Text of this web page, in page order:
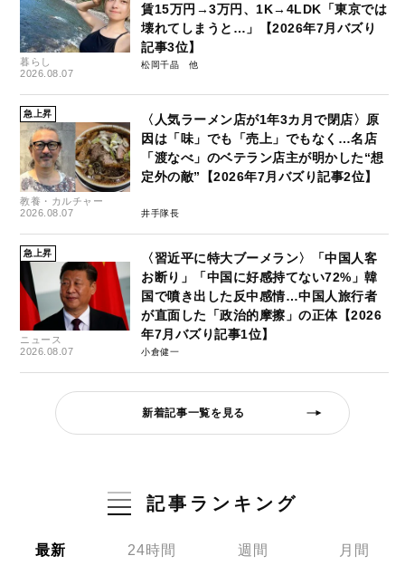
暮らし
2026.08.07
賃15万円→3万円、1K→4LDK「東京では
壊れてしまうと…」【2026年7月バズり
記事3位】
松岡千晶
急上昇
教養・カルチャー
2026.08.07
〈人気ラーメン店が1年3カ月で閉店〉原
因は「味」でも「売上」でもなく…名店
「渡なべ」のベテラン店主が明かした“想
定外の敵”【2026年7月バズり記事2位】
井手隊長
急上昇
ニュース
2026.08.07
〈習近平に特大ブーメラン〉「中国人客
お断り」「中国に好感持てない72%」韓
国で噴き出した反中感情…中国人旅行者
が直面した「政治的摩擦」の正体【2026
年7月バズり記事1位】
小倉健一
新着記事一覧を見る
記事ランキング
最新 24時間 週間 月間